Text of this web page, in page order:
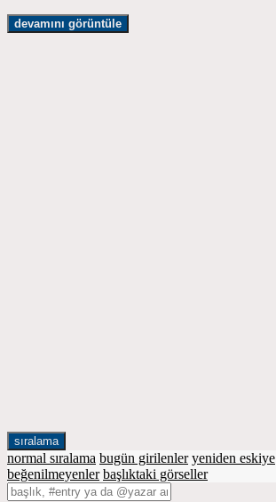
devamını görüntüle
sıralama
normal sıralama bugün girilenler yeniden eskiye
beğenilmeyenler başlıktaki görseller